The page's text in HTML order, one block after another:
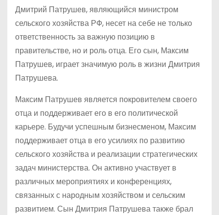
Дмитрий Патрушев, являющийся министром
сельского хозяйства РФ, несет на себе не только
ответственность за важную позицию в
правительстве, но и роль отца. Его сын, Максим
Патрушев, играет значимую роль в жизни Дмитрия
Патрушева.
Максим Патрушев является покровителем своего
отца и поддерживает его в его политической
карьере. Будучи успешным бизнесменом, Максим
поддерживает отца в его усилиях по развитию
сельского хозяйства и реализации стратегических
задач министерства. Он активно участвует в
различных мероприятиях и конференциях,
связанных с народным хозяйством и сельским
развитием. Сын Дмитрия Патрушева также брал